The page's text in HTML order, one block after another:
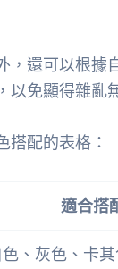
，還可以根
以免顯得雜亂
搭配的表格：
適合搭
、灰色、卡